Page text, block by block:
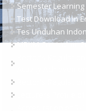
Semester Learning
Test Download in
Tes Unduhan
MBKM Curriculum